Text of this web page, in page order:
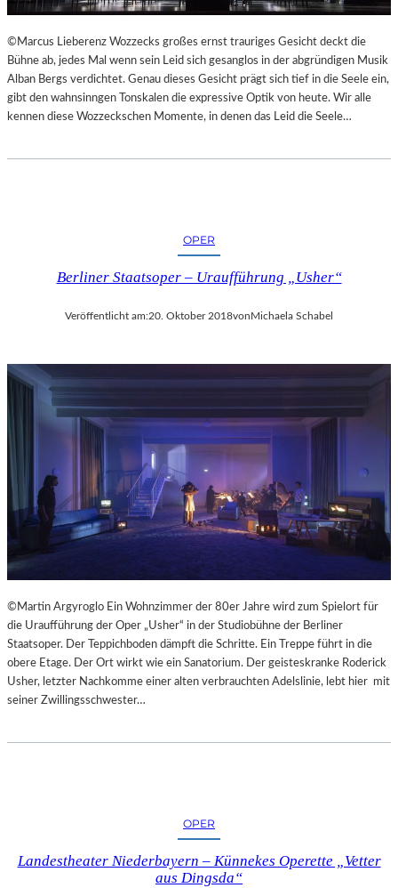
L
S
Ä
U
L
E
G
©Marcus Lieberenz Wozzecks großes ernst trauriges Gesicht deckt die
Bühne ab, jedes Mal wenn sein Leid sich gesanglos in der abgründigen Musik
Alban Bergs verdichtet. Genau dieses Gesicht prägt sich tief in die Seele ein,
gibt den wahnsinngen Tonskalen die expressive Optik von heute. Wir alle
kennen diese Wozzeckschen Momente, in denen das Leid die Seele…
OPER
Berliner Staatsoper – Uraufführung „Usher“
Veröffentlicht am:20. Oktober 2018vonMichaela Schabel
©Martin Argyroglo Ein Wohnzimmer der 80er Jahre wird zum Spielort für
die Uraufführung der Oper „Usher“ in der Studiobühne der Berliner
Staatsoper. Der Teppichboden dämpft die Schritte. Ein Treppe führt in die
obere Etage. Der Ort wirkt wie ein Sanatorium. Der geisteskranke Roderick
Usher, letzter Nachkomme einer alten verbrauchten Adelslinie, lebt hier mit
seiner Zwillingsschwester…
OPER
Landestheater Niederbayern – Künnekes Operette „Vetter
aus Dingsda“